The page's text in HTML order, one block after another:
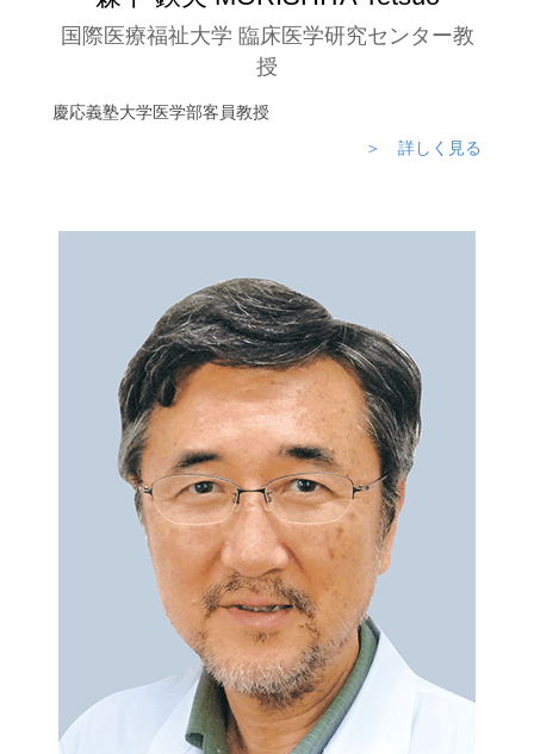
国際医療福祉大学 臨床医学研究センター教
授
慶応義塾大学医学部客員教授
＞ 詳しく見る